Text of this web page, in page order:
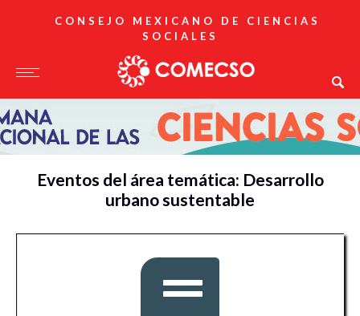
CONSEJO MEXICANO DE CIENCIAS
SOCIALES
Eventos del área temática: Desarrollo
urbano sustentable